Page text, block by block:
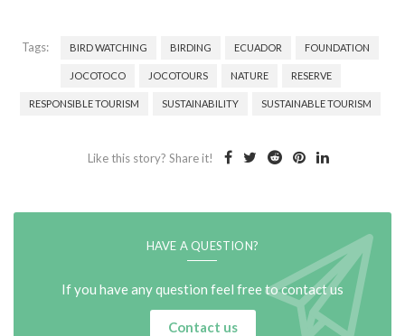
Tags: BIRD WATCHING BIRDING ECUADOR FOUNDATION
JOCOTOCO JOCOTOURS NATURE RESERVE
RESPONSIBLE TOURISM SUSTAINABILITY SUSTAINABLE TOURISM
Like this story? Share it!
HAVE A QUESTION?
If you have any question feel free to contact us
Contact us